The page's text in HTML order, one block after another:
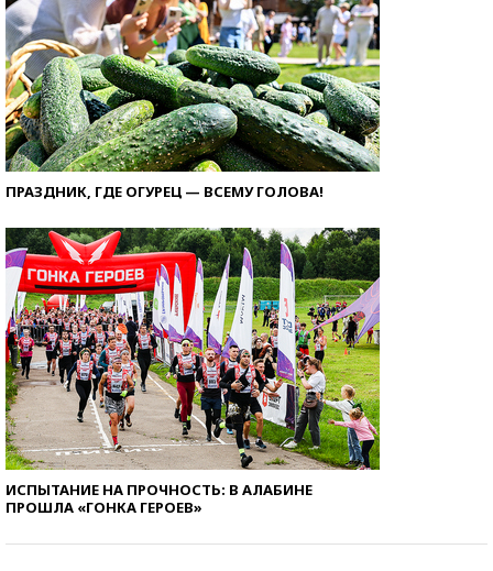
ПРАЗДНИК, ГДЕ ОГУРЕЦ — ВСЕМУ ГОЛОВА!
ИСПЫТАНИЕ НА ПРОЧНОСТЬ: В АЛАБИНЕ
ПРОШЛА «ГОНКА ГЕРОЕВ»